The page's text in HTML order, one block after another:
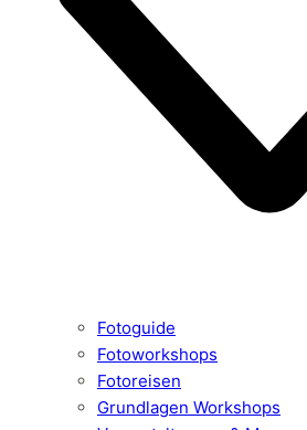
Fotoguide
Fotoworkshops
Fotoreisen
Grundlagen Workshops